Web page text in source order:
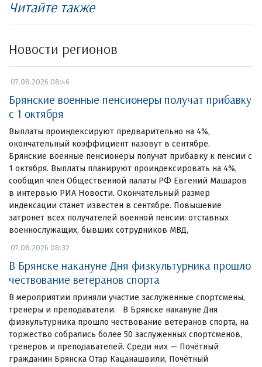
Читайте также
Новости регионов
07.08.2026 08:46
Брянские военные пенсионеры получат прибавку
с 1 октября
Выплаты проиндексируют предварительно на 4%,
окончательный коэффициент назовут в сентябре.
Брянские военные пенсионеры получат прибавку к пенсии с
1 октября. Выплаты планируют проиндексировать на 4%,
сообщил член Общественной палаты РФ Евгений Машаров
в интервью РИА Новости. Окончательный размер
индексации станет известен в сентябре. Повышение
затронет всех получателей военной пенсии: отставных
военнослужащих, бывших сотрудников МВД,
07.08.2026 08:32
В Брянске накануне Дня физкультурника прошло
чествование ветеранов спорта
В мероприятии приняли участие заслуженные спортсмены,
тренеры и преподаватели. В Брянске накануне Дня
физкультурника прошло чествование ветеранов спорта, на
торжество собрались более 50 заслуженных спортсменов,
тренеров и преподавателей. Среди них — Почётный
гражданин Брянска Отар Кацанашвили, Почётный